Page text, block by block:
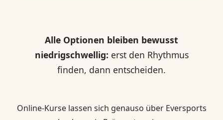
Alle Optionen bleiben bewusst
niedrigschwellig: erst den Rhythmus
finden, dann entscheiden.
Online-Kurse lassen sich genauso über Eversports